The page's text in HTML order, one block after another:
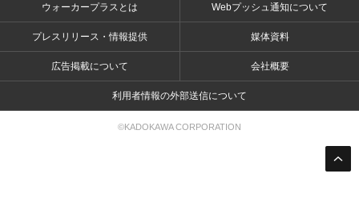
ウォーカープラスとは Webプッシュ通知について
プレスリリース・情報提供 媒体資料
広告掲載について 会社概要
利用者情報の外部送信について
©KADOKAWA CORPORATION